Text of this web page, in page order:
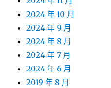
2024 年 10 月
2024 年 9 月
2024 年 8 月
2024 年 7 月
2024 年 6 月
2019 年 8 月